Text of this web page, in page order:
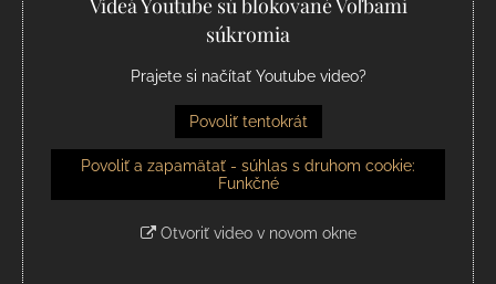
súkromia
Prajete si načítať Youtube video?
Povoliť tentokrát
Povoliť a zapamätať - súhlas s druhom cookie:
Funkčné
Otvoriť video v novom okne